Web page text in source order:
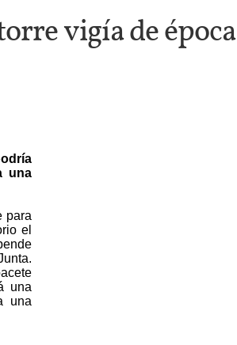
vigía de época
una
para
el
una
una